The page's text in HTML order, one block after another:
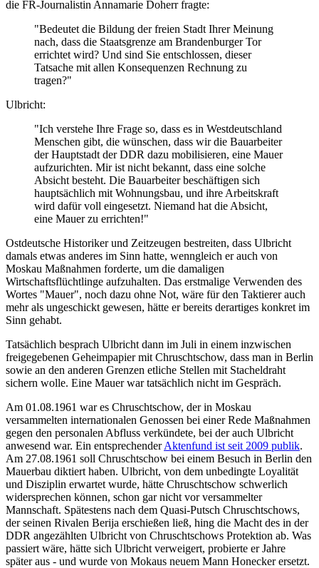
die FR-Journalistin Annamarie Doherr fragte:
"Bedeutet die Bildung der freien Stadt Ihrer Meinung
nach, dass die Staatsgrenze am Brandenburger Tor
errichtet wird? Und sind Sie entschlossen, dieser
Tatsache mit allen Konsequenzen Rechnung zu
tragen?"
Ulbricht:
"Ich verstehe Ihre Frage so, dass es in Westdeutschland
Menschen gibt, die wünschen, dass wir die Bauarbeiter
der Hauptstadt der DDR dazu mobilisieren, eine Mauer
aufzurichten. Mir ist nicht bekannt, dass eine solche
Absicht besteht. Die Bauarbeiter beschäftigen sich
hauptsächlich mit Wohnungsbau, und ihre Arbeitskraft
wird dafür voll eingesetzt. Niemand hat die Absicht,
eine Mauer zu errichten!"
Ostdeutsche Historiker und Zeitzeugen bestreiten, dass Ulbricht
damals etwas anderes im Sinn hatte, wenngleich er auch von
Moskau Maßnahmen forderte, um die damaligen
Wirtschaftsflüchtlinge aufzuhalten. Das erstmalige Verwenden des
Wortes "Mauer", noch dazu ohne Not, wäre für den Taktierer auch
mehr als ungeschickt gewesen, hätte er bereits derartiges konkret im
Sinn gehabt.
Tatsächlich besprach Ulbricht dann im Juli in einem inzwischen
freigegebenen Geheimpapier mit Chruschtschow, dass man in Berlin
sowie an den anderen Grenzen etliche Stellen mit Stacheldraht
sichern wolle. Eine Mauer war tatsächlich nicht im Gespräch.
Am 01.08.1961 war es Chruschtschow, der in Moskau
versammelten internationalen Genossen bei einer Rede Maßnahmen
gegen den personalen Abfluss verkündete, bei der auch Ulbricht
anwesend war. Ein entsprechenderAktenfund ist seit 2009 publik.
Am 27.08.1961 soll Chruschtschow bei einem Besuch in Berlin den
Mauerbau diktiert haben. Ulbricht, von dem unbedingte Loyalität
und Disziplin erwartet wurde, hätte Chruschtschow schwerlich
widersprechen können, schon gar nicht vor versammelter
Mannschaft. Spätestens nach dem Quasi-Putsch Chruschtschows,
der seinen Rivalen Berija erschießen ließ, hing die Macht des in der
DDR angezählten Ulbricht von Chruschtschows Protektion ab. Was
passiert wäre, hätte sich Ulbricht verweigert, probierte er Jahre
später aus - und wurde von Mokaus neuem Mann Honecker ersetzt.